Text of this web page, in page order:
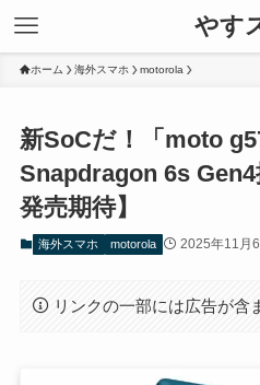
やす
ホーム 海外スマホ motorola
新SoCだ！「moto
Snapdragon 6s
発売期待】
海外スマホ motorola 2025年11月6
リンクの一部には広告が含